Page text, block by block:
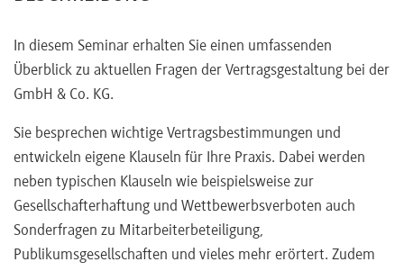
In diesem Seminar erhalten Sie einen umfassenden
Überblick zu aktuellen Fragen der Vertragsgestaltung bei der
GmbH & Co. KG.
Sie besprechen wichtige Vertragsbestimmungen und
entwickeln eigene Klauseln für Ihre Praxis. Dabei werden
neben typischen Klauseln wie beispielsweise zur
Gesellschafterhaftung und Wettbewerbsverboten auch
Sonderfragen zu Mitarbeiterbeteiligung,
Publikumsgesellschaften und vieles mehr erörtert. Zudem